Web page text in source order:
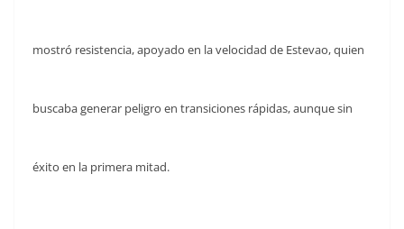
mostró resistencia, apoyado en la velocidad de Estevao, quien
buscaba generar peligro en transiciones rápidas, aunque sin
éxito en la primera mitad.